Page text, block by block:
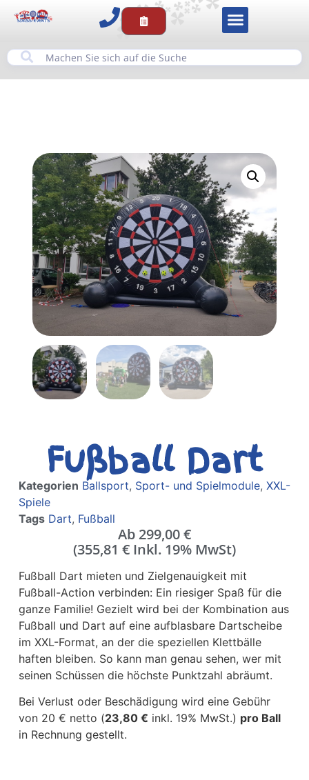
Fußball Dart
Kategorien Ballsport, Sport- und Spielmodule, XXL-
Spiele
Tags Dart, Fußball
Ab 299,00€
(355,81 € Inkl. 19% MwSt)
Fußball Dart mieten und Zielgenauigkeit mit
Fußball-Action verbinden: Ein riesiger Spaß für die
ganze Familie! Gezielt wird bei der Kombination aus
Fußball und Dart auf eine aufblasbare Dartscheibe
im XXL-Format, an der die speziellen Klettbälle
haften bleiben. So kann man genau sehen, wer mit
seinen Schüssen die höchste Punktzahl abräumt.
Bei Verlust oder Beschädigung wird eine Gebühr
von 20 € netto (23,80 € inkl. 19% MwSt.) pro Ball
in Rechnung gestellt.